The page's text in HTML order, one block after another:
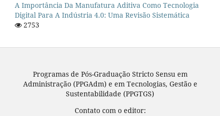
A Importância Da Manufatura Aditiva Como Tecnologia
Digital Para A Indústria 4.0: Uma Revisão Sistemática
2753
Programas de Pós-Graduação Stricto Sensu em
Administração (PPGAdm) e em Tecnologias, Gestão e
Sustentabilidade (PPGTGS)
Contato com o editor: